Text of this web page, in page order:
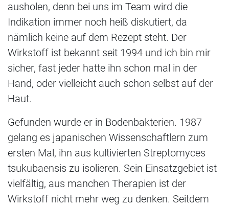
ausholen, denn bei uns im Team wird die
Indikation immer noch heiß diskutiert, da
nämlich keine auf dem Rezept steht. Der
Wirkstoff ist bekannt seit 1994 und ich bin mir
sicher, fast jeder hatte ihn schon mal in der
Hand, oder vielleicht auch schon selbst auf der
Haut.
Gefunden wurde er in Bodenbakterien. 1987
gelang es japanischen Wissenschaftlern zum
ersten Mal, ihn aus kultivierten Streptomyces
tsukubaensis zu isolieren. Sein Einsatzgebiet ist
vielfältig, aus manchen Therapien ist der
Wirkstoff nicht mehr weg zu denken. Seitdem